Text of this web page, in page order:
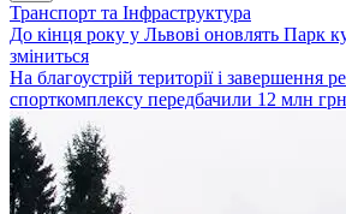
Транспорт та Інфраструктура
До кінця року у Львові оновлять Парк
зміниться
На благоустрій території і завершення
спорткомплексу передбачили 12 млн